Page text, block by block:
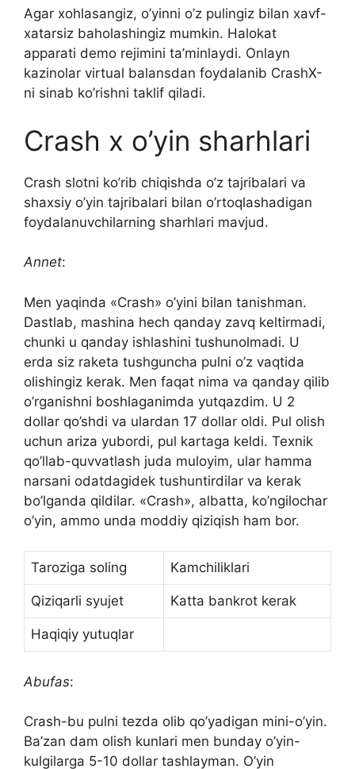
Agar xohlasangiz, o’yinni o’z pulingiz bilan xavf-
xatarsiz baholashingiz mumkin. Halokat
apparati demo rejimini ta’minlaydi. Onlayn
kazinolar virtual balansdan foydalanib CrashX-
ni sinab ko’rishni taklif qiladi.
Crash x o’yin sharhlari
Crash slotni ko’rib chiqishda o’z tajribalari va
shaxsiy o’yin tajribalari bilan o’rtoqlashadigan
foydalanuvchilarning sharhlari mavjud.
Annet:
Men yaqinda «Crash» o’yini bilan tanishman.
Dastlab, mashina hech qanday zavq keltirmadi,
chunki u qanday ishlashini tushunolmadi. U
erda siz raketa tushguncha pulni o’z vaqtida
olishingiz kerak. Men faqat nima va qanday qilib
o’rganishni boshlaganimda yutqazdim. U 2
dollar qo’shdi va ulardan 17 dollar oldi. Pul olish
uchun ariza yubordi, pul kartaga keldi. Texnik
qo’llab-quvvatlash juda muloyim, ular hamma
narsani odatdagidek tushuntirdilar va kerak
bo’lganda qildilar. «Crash», albatta, ko’ngilochar
o’yin, ammo unda moddiy qiziqish ham bor.
Taroziga soling Kamchiliklari
Qiziqarli syujet Katta bankrot kerak
Haqiqiy yutuqlar
Abufas:
Crash-bu pulni tezda olib qo’yadigan mini-o’yin.
Ba’zan dam olish kunlari men bunday o’yin-
kulgilarga 5-10 dollar tashlayman. O’yin